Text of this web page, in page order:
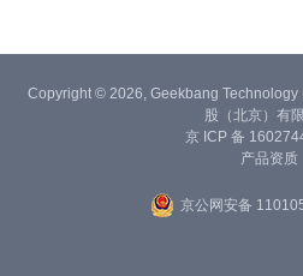
Copyright © 2026, Geekbang Technology
股（北京）有
京 ICP 备
产品资质
京公网安备